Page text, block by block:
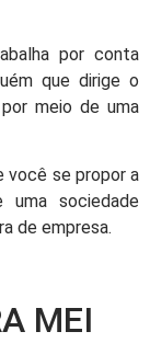
por conta
que dirige o
meio de uma
você se propor a
uma sociedade
de empresa.
MEI